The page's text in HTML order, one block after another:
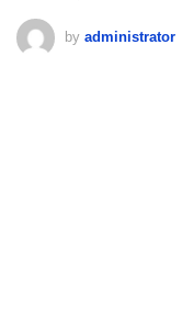
by administrator